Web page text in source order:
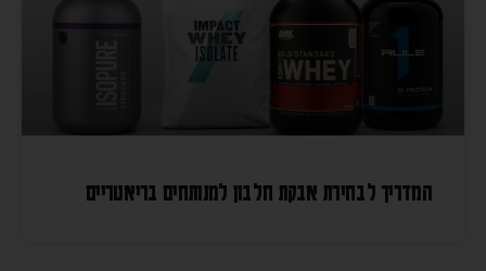
המדריך לבחירת אבקת חלבון למנותחים בריאטריים